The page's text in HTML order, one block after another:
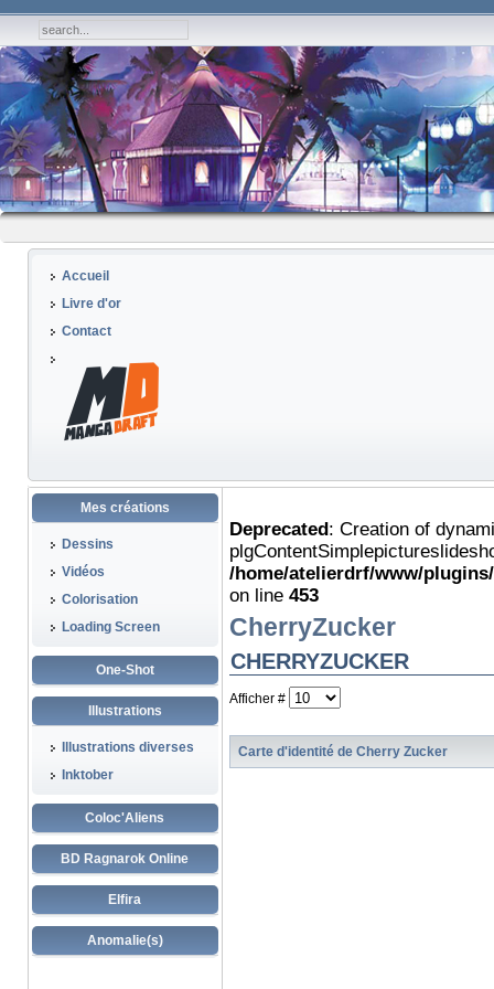
Accueil
Livre d'or
Contact
Mes créations
Dessins
Vidéos
Colorisation
Loading Screen
One-Shot
Illustrations
Illustrations diverses
Inktober
Coloc'Aliens
BD Ragnarok Online
Elfira
Anomalie(s)
Deprecated: Creation of
/home/atelierdrf/www/
on line 453
CherryZucker
CHERRYZUCKER
Afficher #
Carte d'identité de Cherry Zucker